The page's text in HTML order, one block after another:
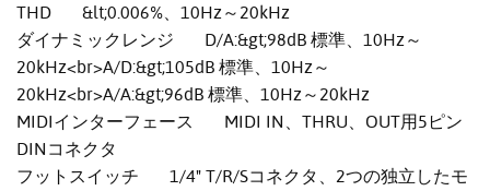
THD &lt;0.006%、10Hz～20kHz
ダイナミックレンジ D/A:&gt;98dB 標準、10Hz～
20kHz<br>A/D:&gt;105dB 標準、10Hz～
20kHz<br>A/A:&gt;96dB 標準、10Hz～20kHz
MIDIインターフェース MIDI IN、THRU、OUT用5ピン
DINコネクタ
フットスイッチ 1/4" T/R/Sコネクタ、2つの独立したモ